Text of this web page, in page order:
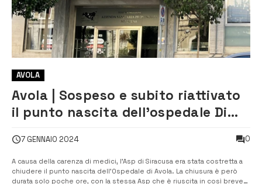
AVOLA
Avola | Sospeso e subito riattivato
il punto nascita dell’ospedale Di
7 GENNAIO 2024 0
A causa della carenza di medici, l’Asp di Siracusa era stata costretta a
chiudere il punto nascita dell’Ospedale di Avola. La chiusura è però
durata solo poche ore, con la stessa Asp che è riuscita in così breve